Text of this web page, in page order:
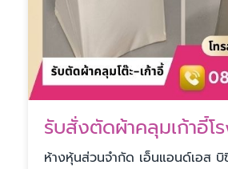
รับสั่งตัดผ้าคลุมเก้าอี้โ
ห้างหุ้นส่วนจำกัด เอ็นแอนด์เอส บิ